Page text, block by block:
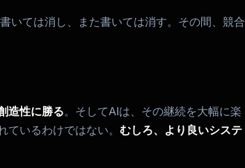
いては消し、また書いては消す。その間、競合
造性に勝る。そしてAIは、その継続を大幅に楽
いるわけではない。 むしろ、より良いシステ